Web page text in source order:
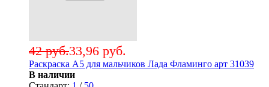
33,96 руб.
42 руб.
Раскраска А5 для мальчиков Лада Фламинго арт 31039
В наличии